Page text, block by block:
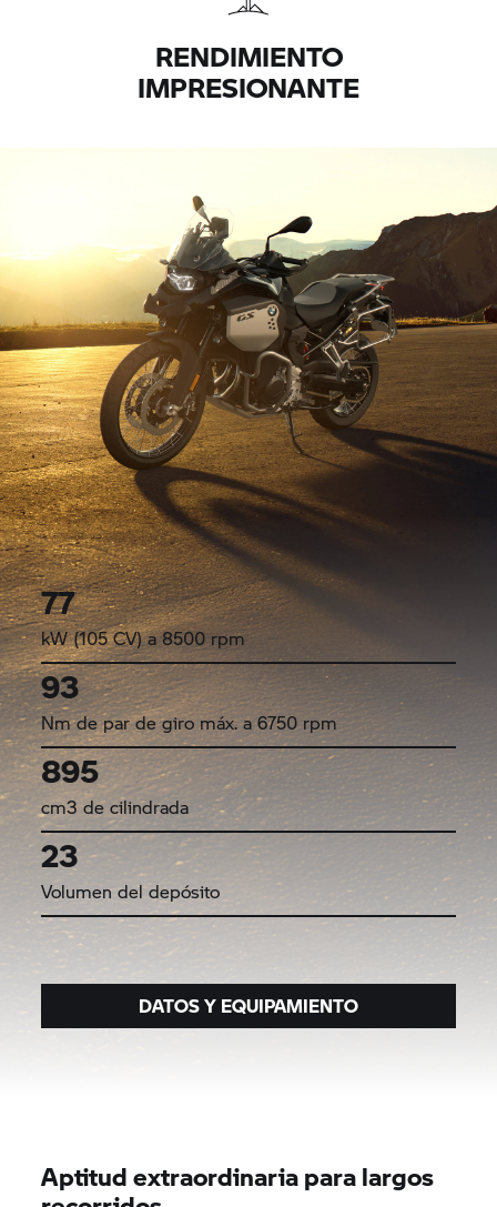
RENDIMIENTO
IMPRESIONANTE
77
kW (105 CV) a 8500 rpm
93
Nm de par de giro máx. a 6750 rpm
895
cm3 de cilindrada
23
Volumen del depósito
DATOS Y EQUIPAMIENTO
Aptitud extraordinaria para largos